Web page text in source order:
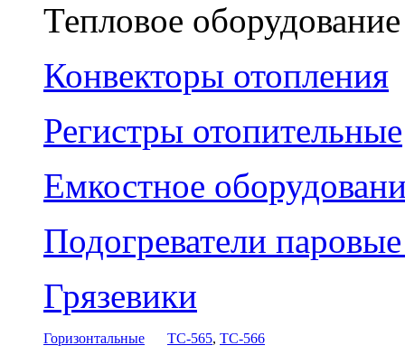
Тепловое оборудование
Конвекторы отопления
Регистры отопительные
Емкостное
Подогреватели
Грязевики
Горизонтальные ТС-565, ТС-566